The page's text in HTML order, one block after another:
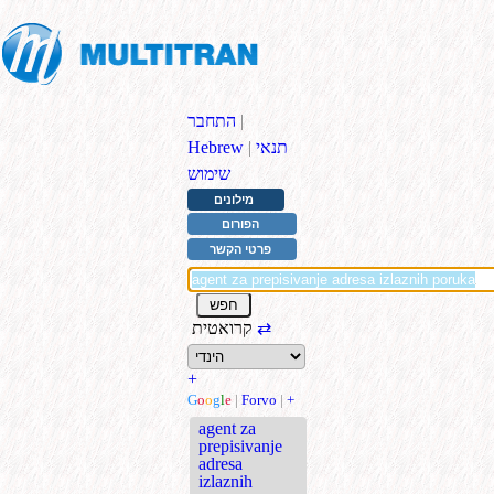
התחבר |
Hebrew | תנאי
שימוש
מילונים
הפורום
פרטי הקשר
⇄
+
Google | Forvo | +
agent za
prepisivanje
adresa
izlaznih